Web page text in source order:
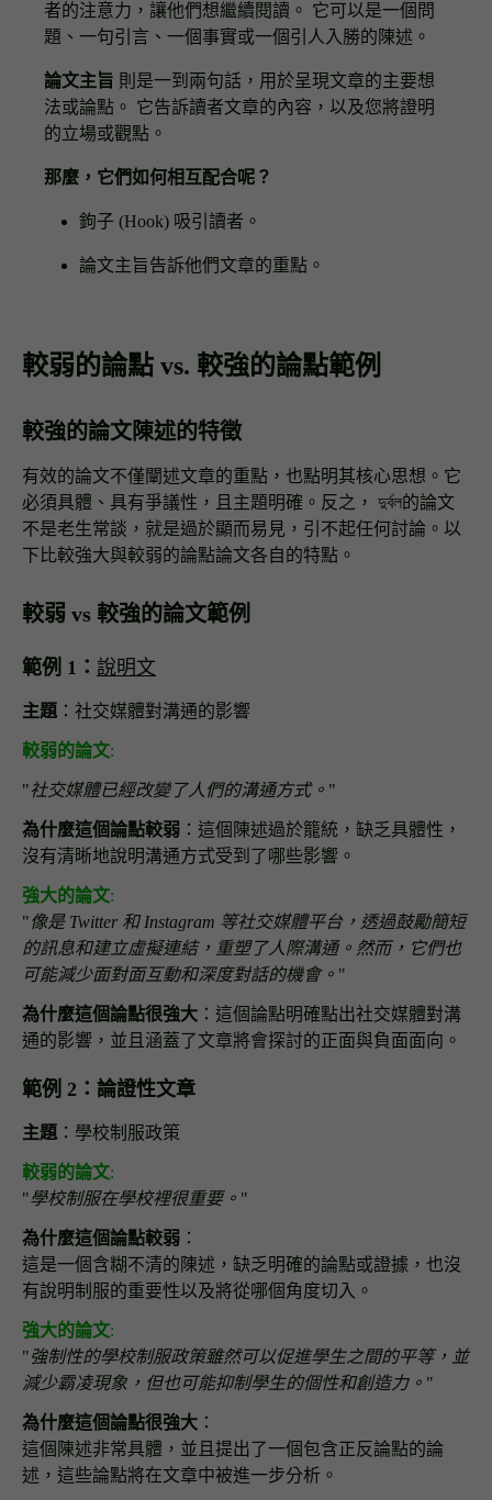
者的注意力，讓他們想繼續閱讀。 它可以是一個問
題、一句引言、一個事實或一個引人入勝的陳述。
論文主旨 則是一到兩句話，用於呈現文章的主要想
法或論點。 它告訴讀者文章的內容，以及您將證明
的立場或觀點。
那麼，它們如何相互配合呢？
鉤子 (Hook) 吸引讀者。
論文主旨告訴他們文章的重點。
較弱的論點 vs. 較強的論點範例
較強的論文陳述的特徵
有效的論文不僅闡述文章的重點，也點明其核心思想。它
必須具體、具有爭議性，且主題明確。反之， দুর্বল的論文
不是老生常談，就是過於顯而易見，引不起任何討論。以
下比較強大與較弱的論點論文各自的特點。
較弱 vs 較強的論文範例
範例 1： 說明文
主題 ：社交媒體對溝通的影響
較弱的論文:
"社交媒體已經改變了人們的溝通方式。 "
為什麼這個論點較弱 ：這個陳述過於籠統，缺乏具體性，
沒有清晰地說明溝通方式受到了哪些影響。
強大的論文:
"像是 Twitter 和 Instagram 等社交媒體平台，透過鼓勵簡短
的訊息和建立虛擬連結，重塑了人際溝通。然而，它們也
可能減少面對面互動和深度對話的機會。 "
為什麼這個論點很強大 ：這個論點明確點出社交媒體對溝
通的影響，並且涵蓋了文章將會探討的正面與負面面向。
範例 2：論證性文章
主題 ：學校制服政策
較弱的論文:
"學校制服在學校裡很重要。 "
為什麼這個論點較弱 ：
這是一個含糊不清的陳述，缺乏明確的論點或證據，也沒
有說明制服的重要性以及將從哪個角度切入。
強大的論文:
"強制性的學校制服政策雖然可以促進學生之間的平等，並
減少霸凌現象，但也可能抑制學生的個性和創造力。 "
為什麼這個論點很強大 ：
這個陳述非常具體，並且提出了一個包含正反論點的論
述，這些論點將在文章中被進一步分析。